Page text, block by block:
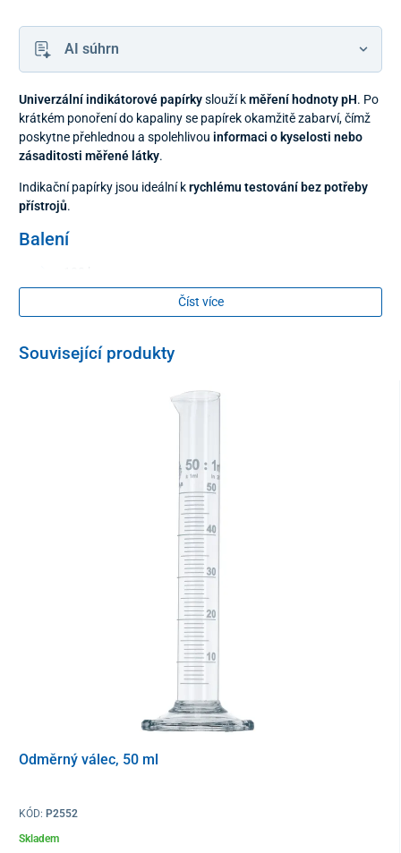
AI súhrn
Univerzální indikátorové papírkyslouží kměření hodnoty pH. Po
krátkém ponoření do kapaliny se papírek okamžitě zabarví, čímž
poskytne přehlednou a spolehlivou informaci o kyselosti nebo
zásaditosti měřené látky.
Indikační papírky jsou ideální krychlému testování bez potřeby
přístrojů.
Balení
Číst více
Související produkty
Odměrný válec, 50 ml
KÓD: P2552
Skladem